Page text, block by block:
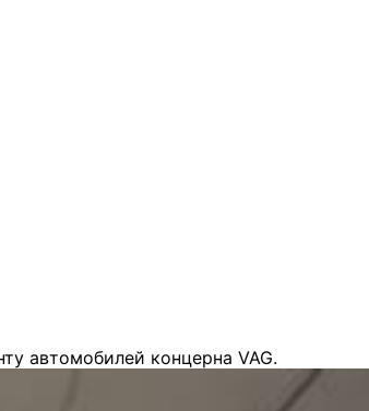
автомобилей концерна VAG.